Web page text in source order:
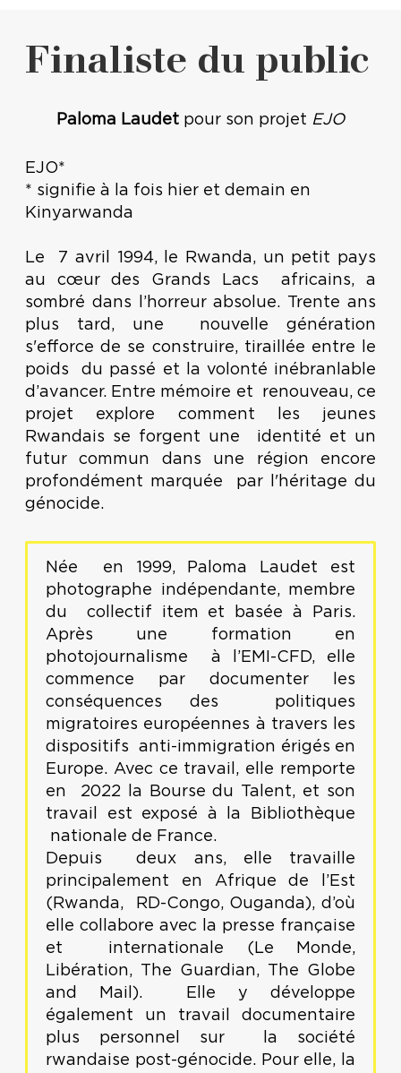
Finaliste du public
Paloma Laudet pour son projet EJO
EJO*
* signifie à la fois hier et demain en
Kinyarwanda
Le 7 avril 1994, le Rwanda, un petit pays
au cœur des Grands Lacs africains, a
sombré dans l’horreur absolue. Trente ans
plus tard, une nouvelle génération
s'efforce de se construire, tiraillée entre le
poids du passé et la volonté inébranlable
d’avancer. Entre mémoire et renouveau, ce
projet explore comment les jeunes
Rwandais se forgent une identité et un
futur commun dans une région encore
profondément marquée par l'héritage du
génocide.
Née en 1999, Paloma Laudet est
photographe indépendante, membre
du collectif item et basée à Paris.
Après une formation en
photojournalisme à l’EMI-CFD, elle
commence par documenter les
conséquences des politiques
migratoires européennes à travers les
dispositifs anti-immigration érigés en
Europe. Avec ce travail, elle remporte
en 2022 la Bourse du Talent, et son
travail est exposé à la Bibliothèque
nationale de France.
Depuis deux ans, elle travaille
principalement en Afrique de l’Est
(Rwanda, RD-Congo, Ouganda), d’où
elle collabore avec la presse française
et internationale (Le Monde,
Libération, The Guardian, The Globe
and Mail). Elle y développe
également un travail documentaire
plus personnel sur la société
rwandaise post-génocide. Pour elle, la